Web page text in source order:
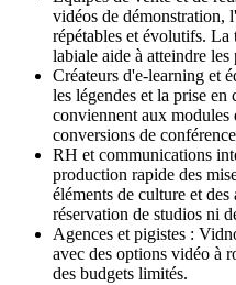
vidéos de démonstration,
répétables et évolutifs.
labiale aide à atteindre
Créateurs d'e-learning et
les légendes et la prise
conviennent aux
conversions de
RH et communications
production rapide des
éléments de culture et
réservation de studios ni
Agences et pigistes :
avec des options vidéo à
des budgets limités.